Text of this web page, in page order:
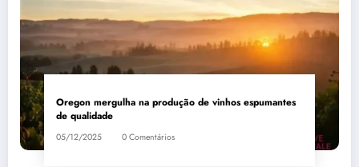
Oregon mergulha na produção de vinhos espumantes
de qualidade
05/12/2025 0 Comentários